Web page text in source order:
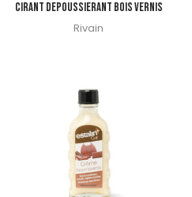
CIRANT DEPOUSSIERANT BOIS VERNIS
Rivain